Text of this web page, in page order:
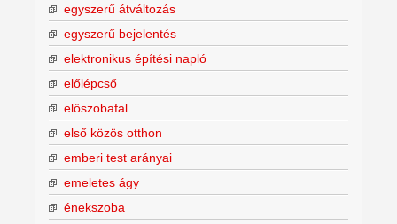
egyszerű átváltozás
egyszerű bejelentés
elektronikus építési napló
előlépcső
előszobafal
első közös otthon
emberi test arányai
emeletes ágy
énekszoba